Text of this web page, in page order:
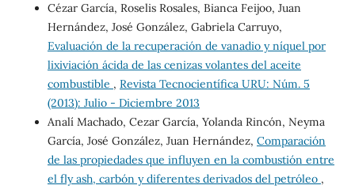
Cézar García, Roselis Rosales, Bianca Feijoo, Juan
Hernández, José González, Gabriela Carruyo,
Evaluación de la recuperación de vanadio y níquel por
lixiviación ácida de las cenizas volantes del aceite
combustible , Revista Tecnocientífica URU: Núm. 5
(2013): Julio - Diciembre 2013
Analí Machado, Cezar García, Yolanda Rincón, Neyma
García, José González, Juan Hernández, Comparación
de las propiedades que influyen en la combustión entre
el fly ash, carbón y diferentes derivados del petróleo ,